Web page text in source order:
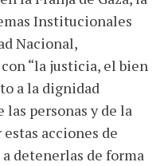
Institucionales
Nacional,
“la justicia, el bien
a la dignidad
las personas y de la
acciones de
detenerlas de forma